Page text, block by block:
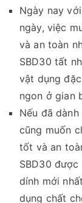
Ngày nay
ngày, việc
và an toàn
SBD30 tất
vật dụng
ngon ở gian
Nếu đã
cũng muốn
tốt và an
SBD30
dính mới
dụng chất